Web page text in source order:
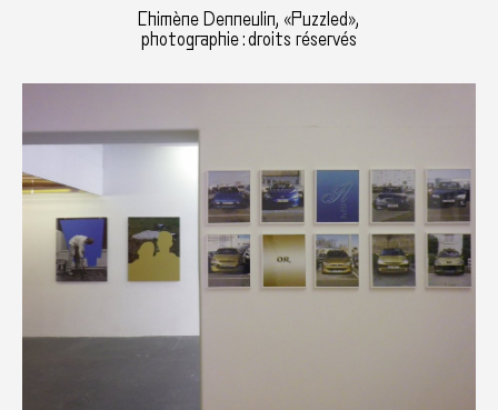
Chimène Denneulin, «Puzzled»,
photographie : droits réservés